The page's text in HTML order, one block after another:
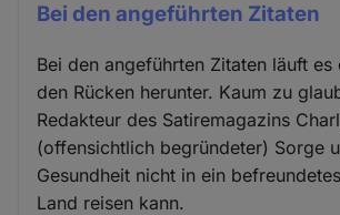
Bei den angeführten Zitaten
Bei den angeführten Zitaten läuft es
den Rücken herunter. Kaum zu
Redakteur des Satiremagazins
(offensichtlich begründeter) Sorge
Gesundheit nicht in ein
Land reisen kann.